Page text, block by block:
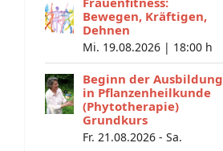
Bewegen, Kräftigen,
Dehnen
Mi. 19.08.2026 | 18:00 h
Beginn der Ausbildung
in Pflanzenheilkunde
(Phytotherapie)
Grundkurs
Fr. 21.08.2026 - Sa.